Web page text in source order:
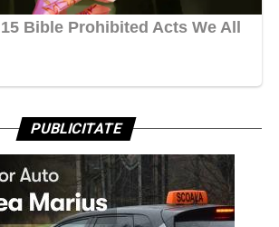
PUBLICITATE